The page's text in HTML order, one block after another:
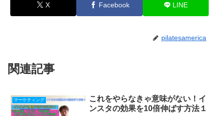
X Facebook LINE
pilatesamerica
関連記事
マーケティング
これをやらなきゃ意味がない！イ
ンスタの効果を10倍伸ばす方法１